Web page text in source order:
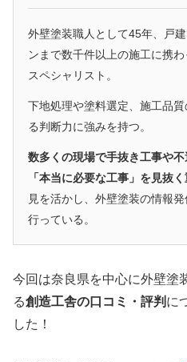
外壁塗装職人として45年、戸
ンまで数千件以上の施工に携
スペシャリスト。
下地処理や塗料選定、施工品
る判断力に強みを持つ。
数多くの現場で手抜き工事や不
「本当に必要な工事」を見抜く
見を活かし、外壁塗装の情報
行っている。
今回は奈良県を中心に外壁塗
る創造工舎の口コミ・評判 に
した！